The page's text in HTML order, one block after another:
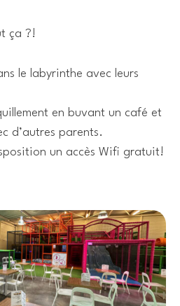
ça ?!
le labyrinthe avec leurs
en buvant un café et
d’autres parents.
un accès Wifi gratuit!